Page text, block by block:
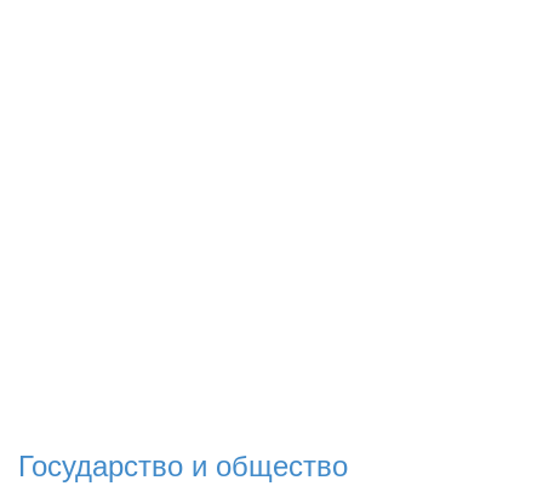
Государство и общество